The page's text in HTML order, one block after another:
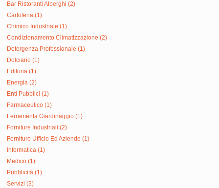
Bar Ristoranti Alberghi (2)
Cartoleria (1)
Chimico Industriale (1)
Condizionamento Climatizzazione (2)
Detergenza Professionale (1)
Dolciario (1)
Editoria (1)
Energia (2)
Enti Pubblici (1)
Farmaceutico (1)
Ferramenta Giardinaggio (1)
Forniture Industriali (2)
Forniture Ufficio Ed Aziende (1)
Informatica (1)
Medico (1)
Pubblicità (1)
Servizi (3)